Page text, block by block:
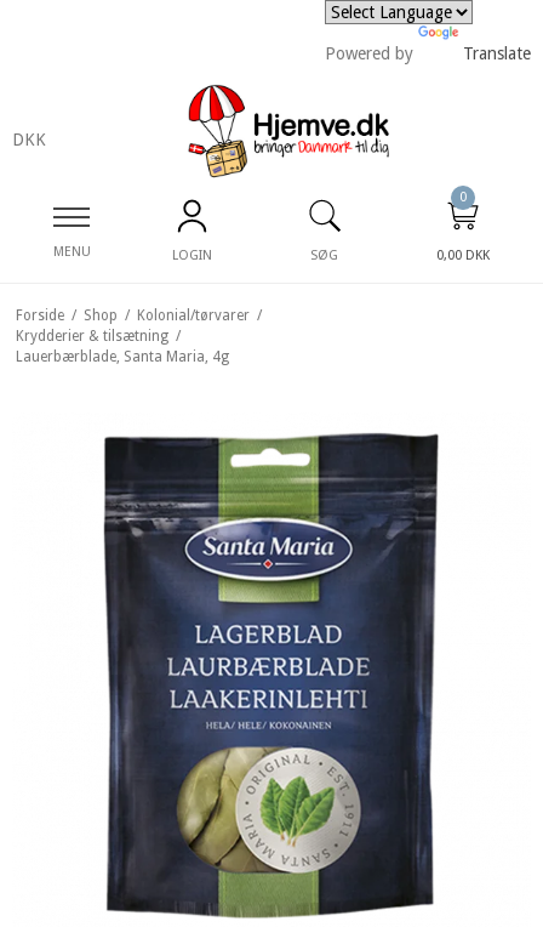
Powered by Translate
DKK
MENU LOGIN SØG
0
0,00 DKK
Forside / Shop / Kolonial/tørvarer /
Krydderier & tilsætning /
Lauerbærblade, Santa Maria, 4g